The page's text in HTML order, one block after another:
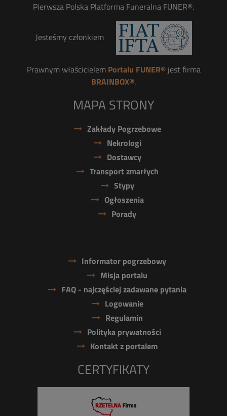
Pierwsza Polska Platforma Funeralna FUNER®.
Jesteśmy członkiem
Prawnym właścicielem Portalu FUNER®jest firma
BRAINBOX®.
MAPA STRONY
Zakłady Pogrzebowe
Nekrologi
Dostawcy
Transport zmarłych
Stypy
Ogłoszenia
Porady
Informator pogrzebowy
Misja portalu
FAQ - najczęściej zadawane pytania
Logowanie
Regulamin
Polityka prywatności
Kontakt z portalem
CERTYFIKATY